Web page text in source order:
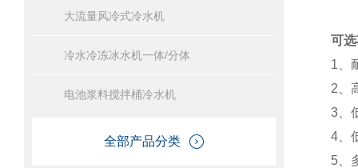
大流量风冷式冷水机
冷水冷冻冰水机一体/分体
电池浆料搅拌桶冷水机
全部产品分类
可
1、
2、
3、
4、
5、